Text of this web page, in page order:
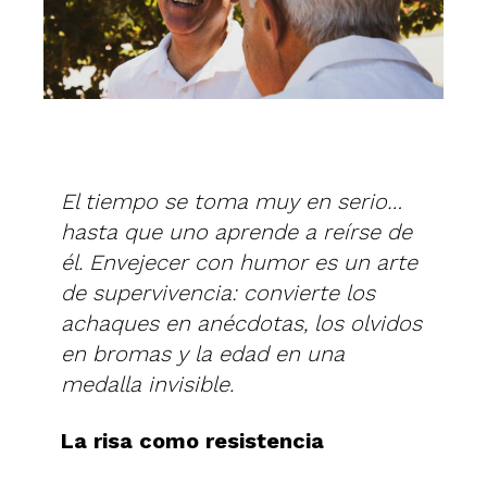
El tiempo se toma muy en serio…
hasta que uno aprende a reírse de
él. Envejecer con humor es un arte
de supervivencia: convierte los
achaques en anécdotas, los olvidos
en bromas y la edad en una
medalla invisible.
La risa como resistencia